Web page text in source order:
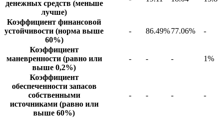
денежных средств (меньше
лучше)
Коэффициент финансовой
устойчивости (норма выше
60%)
- 86.49%77.06% -
Коэффициент
маневренности (равно или
выше 0,2%)
- - - 1%
Коэффициент
обеспеченности запасов
собственными
источниками (равно или
выше 60%)
- - - -